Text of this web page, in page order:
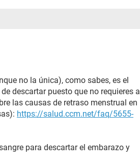
no la única), como sabes, es el
descartar puesto que no requieres a
las causas de retraso menstrual en
https://salud.ccm.net/faq/5655-
para descartar el embarazo y